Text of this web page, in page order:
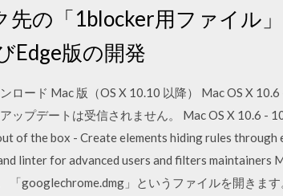
先の「1blocker用ファイル
Edge版の開発
ロード Mac 版（OS X 10.10 以降） Mac OS X
ップデートは受信されません。 Mac OS X 10.6 -
of the box - Create elements hiding rules
linter for advanced users and filters maintainers
「googlechrome.dmg」というファイルを開きま